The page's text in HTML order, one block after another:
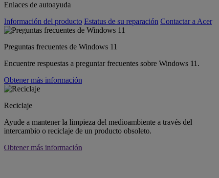
Enlaces de autoayuda
Información del producto Estatus de su reparación Contactar a Acer
Preguntas frecuentes de Windows 11
Encuentre respuestas a preguntar frecuentes sobre Windows 11.
Obtener más información
Reciclaje
Ayude a mantener la limpieza del medioambiente a través del
intercambio o reciclaje de un producto obsoleto.
Obtener más información